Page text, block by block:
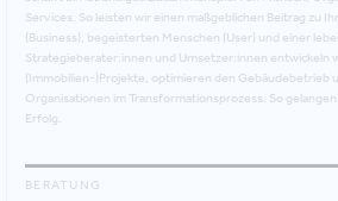
Services. So leisten wir einen maßgeblichen Beitrag zu
(Business), begeisterten Menschen (User) und einer
Strategieberater:innen und Umsetzer:innen entwickeln
(Immobilien-)Projekte, optimieren den Gebäudebetrieb
Organisationen im Transformationsprozess. So
Erfolg.
BERATUNG